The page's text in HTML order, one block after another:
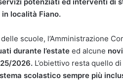
località Fiano.
scuole, l’Amministrazione
durante l’estate ed alcune
2026. L’obiettivo resta quello di
scolastico sempre più